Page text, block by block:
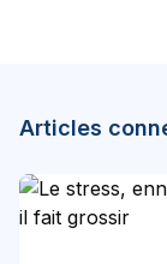
Articles